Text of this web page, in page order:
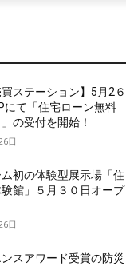
買ステーション】5月2６
にて「住宅ローン無料
の受付を開始！
日
初の体験型展示場「住
験館」５月３０日オープ
日
スアワード受賞の防災